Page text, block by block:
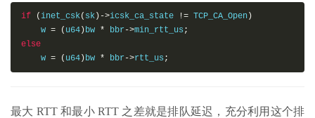
if (inet_csk( sk )->icsk_ca_state != TCP_CA_Open )
    w
= ( u64 )bw * bbr->min_rtt_us ;
else
    w
= ( u64 )bw * bbr->rtt_us ;
最大 RTT 和最小 RTT 之差就是排队延迟，充分利用这个排